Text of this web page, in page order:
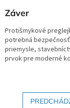
Záver
Protišmykové
potrebná
priemysle,
prvok pre moderné